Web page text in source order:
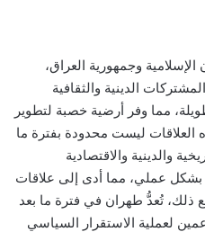
الإسلامية وجمهورية العراق،
الدينية والثقافية
مما وفر أرضية خصبة لتطوير
العلاقات ليست محدودة بفترة ما
التاريخية والدينية والاقتصادية
بشكل عملي، مما أدى إلى علاقات
تُعدُّ طهران في فترة ما بعد
لعملية الاستقرار السياسي